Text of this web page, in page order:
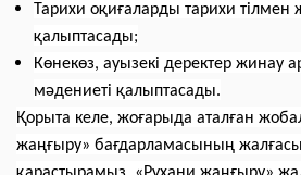
Тарихи оқиғаларды тарихи тілмен
қалыптасады;
Көнекөз, ауызекі деректер жинау
мәдениеті қалыптасады.
Қорыта келе, жоғарыда аталған
жаңғыру» бағдарламасының жалғасы